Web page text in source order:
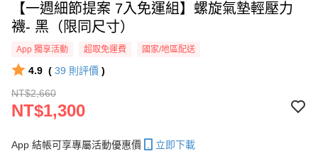
【一週細節提案 7入免運組】螺旋氣墊輕壓力
襪- 黑（限同尺寸）
App 獨享活動 超取免運費 國家/地區配送
4.9 ( 39 則評價 )
NT$2,660
NT$1,300
App 結帳可享專屬活動優惠價 立即下載